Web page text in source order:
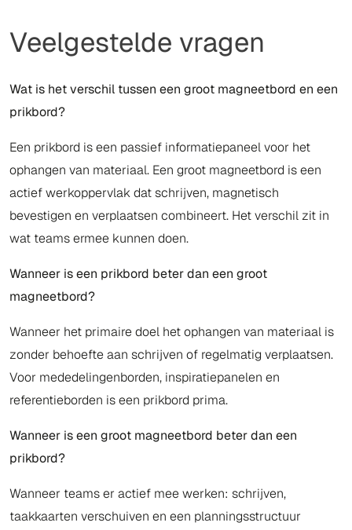
Veelgestelde vragen
Wat is het verschil tussen een groot magneetbord en een
prikbord?
Een prikbord is een passief informatiepaneel voor het
ophangen van materiaal. Een groot magneetbord is een
actief werkoppervlak dat schrijven, magnetisch
bevestigen en verplaatsen combineert. Het verschil zit in
wat teams ermee kunnen doen.
Wanneer is een prikbord beter dan een groot
magneetbord?
Wanneer het primaire doel het ophangen van materiaal is
zonder behoefte aan schrijven of regelmatig verplaatsen.
Voor mededelingenborden, inspiratiepanelen en
referentieborden is een prikbord prima.
Wanneer is een groot magneetbord beter dan een
prikbord?
Wanneer teams er actief mee werken: schrijven,
taakkaarten verschuiven en een planningsstructuur